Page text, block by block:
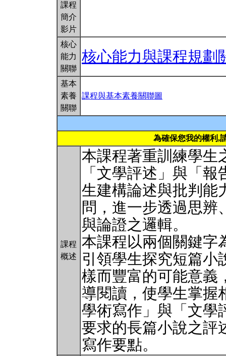
課程
簡介
影片
核心
能力
關聯
核心能力與課程規劃
基本
素養
關聯
課程與基本素養關聯圖
為確保您我的權利,
課程
概述
本課程著重訓練學生
「文學評述」與「
生建構論述與批判能
問，進一步透過思辨
與論證之邏輯。
本課程以兩個關鍵字
引領學生探究短篇小
樣而豐富的可能意義
導閱讀，使學生掌握
學術寫作」與「文學
要求的長篇小說之評
寫作要點。